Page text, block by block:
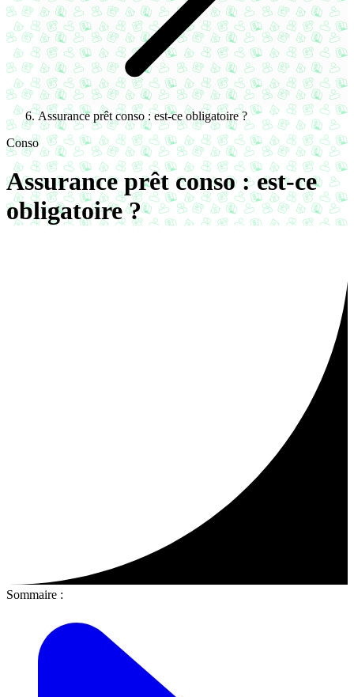
Assurance prêt conso : est-ce obligatoire ?
Conso
Assurance prêt conso : est-ce
obligatoire ?
Sommaire :